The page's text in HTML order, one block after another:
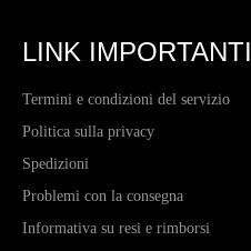
LINK IMPORTANTI
Termini e condizioni del servizio
Politica sulla privacy
Spedizioni
Problemi con la consegna
Informativa su resi e rimborsi